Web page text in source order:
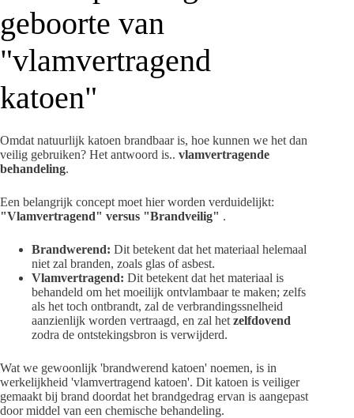
geboorte van
"vlamvertragend
katoen"
Omdat natuurlijk katoen brandbaar is, hoe kunnen we het dan
veilig gebruiken? Het antwoord is.. vlamvertragende
behandeling.
Een belangrijk concept moet hier worden verduidelijkt:
"Vlamvertragend" versus "Brandveilig" .
Brandwerend: Dit betekent dat het materiaal helemaal
niet zal branden, zoals glas of asbest.
Vlamvertragend: Dit betekent dat het materiaal is
behandeld om het moeilijk ontvlambaar te maken; zelfs
als het toch ontbrandt, zal de verbrandingssnelheid
aanzienlijk worden vertraagd, en zal het zelfdovend
zodra de ontstekingsbron is verwijderd.
Wat we gewoonlijk 'brandwerend katoen' noemen, is in
werkelijkheid 'vlamvertragend katoen'. Dit katoen is veiliger
gemaakt bij brand doordat het brandgedrag ervan is aangepast
door middel van een chemische behandeling.